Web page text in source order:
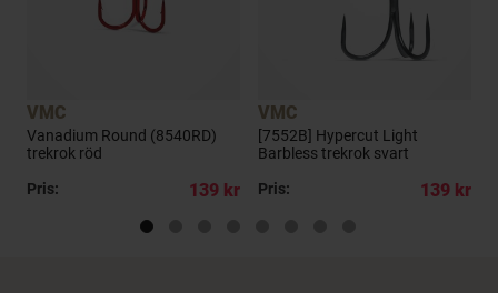
VMC
Vanadium Round (8540RD)
trekrok röd
Pris:
139 kr
VMC
[7552B] Hypercut Light
Barbless trekrok svart
Pris:
139 kr